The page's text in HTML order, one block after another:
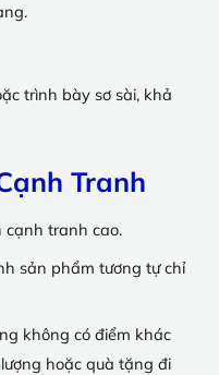
trình bày sơ sài, khả
Tranh
cạnh tranh cao.
sản phẩm tương tự chỉ
không có điểm khác
hoặc quà tặng đi